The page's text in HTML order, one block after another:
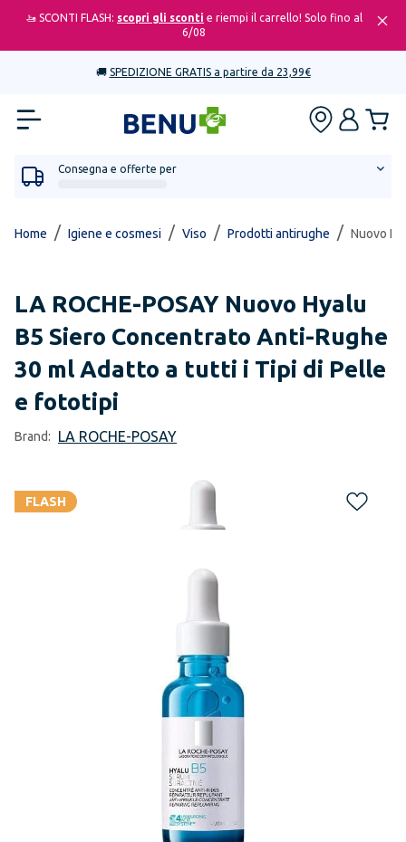
🚤 SCONTI FLASH: scopri gli sconti e riempi il carrello! Solo fino al
6/08
🚚 SPEDIZIONE GRATIS a partire da 23,99€
Consegna e offerte per
Home / Igiene e cosmesi / Viso / Prodotti antirughe / Nuovo
LA ROCHE-POSAY Nuovo Hyalu
B5 Siero Concentrato Anti-Rughe
30 ml Adatto a tutti i Tipi di Pelle
e fototipi
Brand: LA ROCHE-POSAY
FLASH